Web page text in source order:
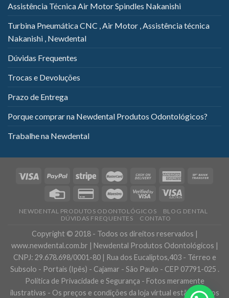
Assistência Técnica Air Motor Spindles Nakanishi
Turbina Pneumática CNC , Air Motor , Assistência técnica
Nakanishi , Newdental
Dúvidas Frequentes
Trocas e Devoluções
Prazo de Entrega
Porque comprar na Newdental Produtos Odontológicos?
Trabalhe na Newdental
NEWDENTAL PRODUTOS ODONTOLÓGICOS
BLOG DENTAL
DÚVIDAS FREQUENTES
CONTATO
Copyright © 2018 - Todos os direitos reservados |
www.newdental.com.br | Newdental Produtos Odontológicos |
CNPJ: 29.678.698/0001-80 | Rua dos Eucaliptos,403 - Térreo e
Subsolo - Portais (Ipês) - Cajamar - São Paulo - CEP 07791-025 .
Política de Privacidade e Segurança - Fotos meramente
ilustrativas - Os preços e condições da loja virtual estão sujeitos